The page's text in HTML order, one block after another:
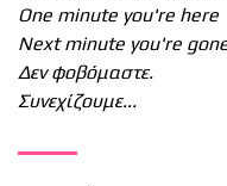
One minute you're here
Next minute you're
Δεν φοβόμαστε.
Συνεχίζουμε...